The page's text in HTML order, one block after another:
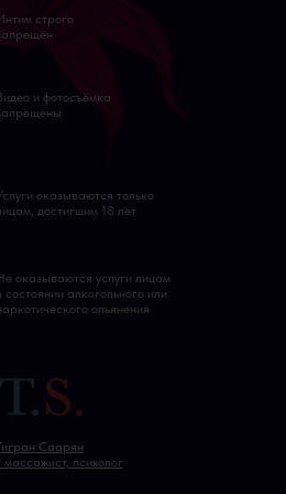
строго
и фотосъёмка
оказываются только
достигшим 18 лет
оказываются услуги лицам
состоянии алкогольного или
опьянения
Саарян
массажист, психолог